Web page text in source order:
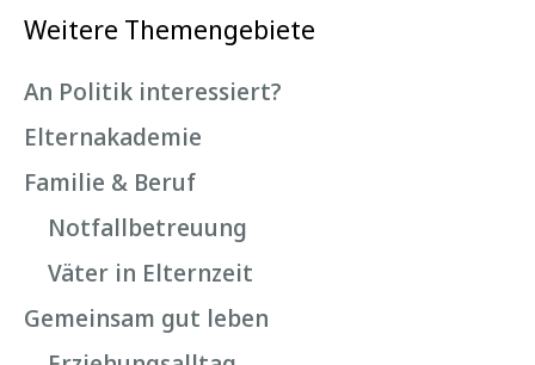
Weitere Themengebiete
An Politik interessiert?
Elternakademie
Familie & Beruf
Notfallbetreuung
Väter in Elternzeit
Gemeinsam gut leben